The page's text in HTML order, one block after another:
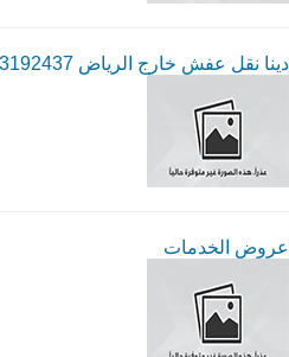
دينا نقل عفش خارج الرياض 0533192437
عروض الخدمات